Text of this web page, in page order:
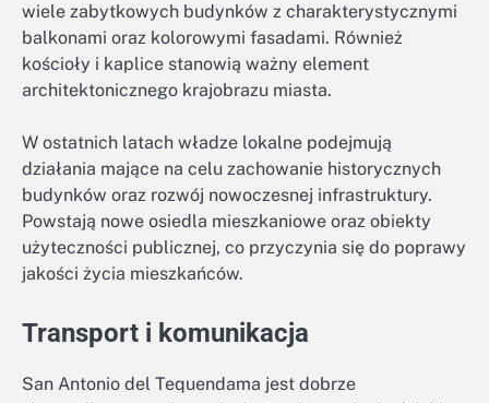
wiele zabytkowych budynków z charakterystycznymi
balkonami oraz kolorowymi fasadami. Również
kościoły i kaplice stanowią ważny element
architektonicznego krajobrazu miasta.
W ostatnich latach władze lokalne podejmują
działania mające na celu zachowanie historycznych
budynków oraz rozwój nowoczesnej infrastruktury.
Powstają nowe osiedla mieszkaniowe oraz obiekty
użyteczności publicznej, co przyczynia się do poprawy
jakości życia mieszkańców.
Transport i komunikacja
San Antonio del Tequendama jest dobrze